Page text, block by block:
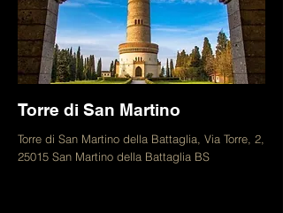
Torre di San Martino
Torre di San Martino della Battaglia, Via Torre, 2,
25015 San Martino della Battaglia BS